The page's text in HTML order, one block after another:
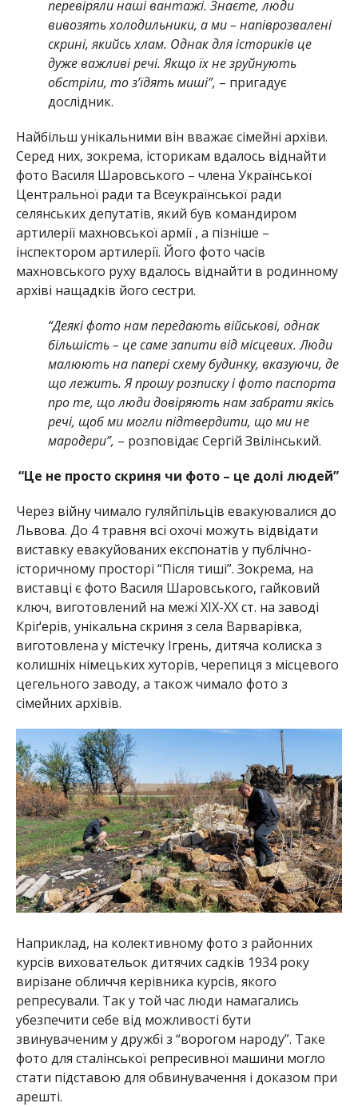
перевіряли наші вантажі. Знаєте, люди
вивозять холодильники, а ми – напіврозвалені
скрині, якийсь хлам. Однак для істориків це
дуже важливі речі. Якщо їх не зруйнують
обстріли, то зʼїдять миші”, – пригадує
дослідник.
Найбільш унікальними він вважає сімейні архіви.
Серед них, зокрема, історикам вдалось віднайти
фото Василя Шаровського – члена Української
Центральної ради та Всеукраїнської ради
селянських депутатів, який був командиром
артилерії махновської армії , а пізніше –
інспектором артилерії. Його фото часів
махновського руху вдалось віднайти в родинному
архіві нащадків його сестри.
“Деякі фото нам передають військові, однак
більшість – це саме запити від місцевих. Люди
малюють на папері схему будинку, вказуючи, де
що лежить. Я прошу розписку і фото паспорта
про те, що люди довіряють нам забрати якісь
речі, щоб ми могли підтвердити, що ми не
мародери”, – розповідає Сергій Звілінський.
“Це не просто скриня чи фото – це долі людей”
Через війну чимало гуляйпільців евакуювалися до
Львова. До 4 травня всі охочі можуть відвідати
виставку евакуйованих експонатів у публічно-
історичному просторі “Після тиші”. Зокрема, на
виставці є фото Василя Шаровського, гайковий
ключ, виготовлений на межі ХІХ-ХХ ст. на заводі
Кріґерів, унікальна скриня з села Варварівка,
виготовлена у містечку Ігрень, дитяча колиска з
колишніх німецьких хуторів, черепиця з місцевого
цегельного заводу, а також чимало фото з
сімейних архівів.
Наприклад, на колективному фото з районних
курсів виховательок дитячих садків 1934 року
вирізане обличчя керівника курсів, якого
репресували. Так у той час люди намагались
убезпечити себе від можливості бути
звинуваченим у дружбі з “ворогом народу”. Таке
фото для сталінської репресивної машини могло
стати підставою для обвинувачення і доказом при
арешті.